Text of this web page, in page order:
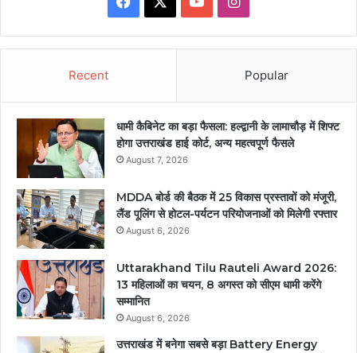
Recent Popular
धामी कैबिनेट का बड़ा फैसला: हल्द्वानी के लामाचौड़ में शिफ्ट
होगा उत्तराखंड हाई कोर्ट, अन्य महत्वपूर्ण फैसले
August 7, 2026
MDDA बोर्ड की बैठक में 25 विकास प्रस्तावों को मंजूरी,
लैंड पूलिंग से होटल-पर्यटन परियोजनाओं को मिलेगी रफ्तार
August 6, 2026
Uttarakhand Tilu Rauteli Award 2026:
13 महिलाओं का चयन, 8 अगस्त को सीएम धामी करेंगे
सम्मानित
August 6, 2026
उत्तराखंड में बनेगा सबसे बड़ा Battery Energy